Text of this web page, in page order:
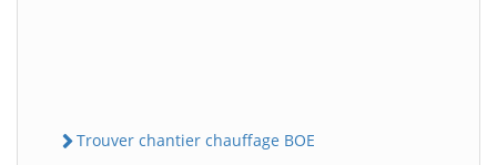
Trouver chantier chauffage BOE